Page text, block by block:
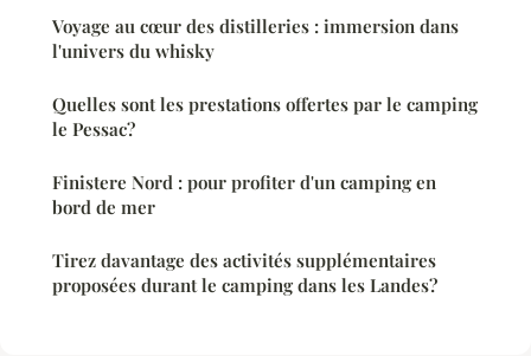
Voyage au cœur des distilleries : immersion dans
l'univers du whisky
Quelles sont les prestations offertes par le camping
le Pessac?
Finistere Nord : pour profiter d'un camping en
bord de mer
Tirez davantage des activités supplémentaires
proposées durant le camping dans les Landes?